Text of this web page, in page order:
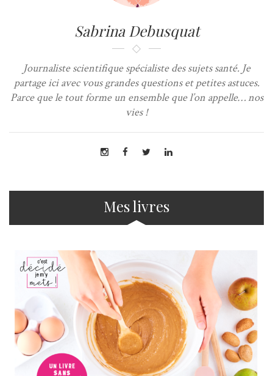
Sabrina Debusquat
Journaliste scientifique spécialiste des sujets santé. Je
partage ici avec vous grandes questions et petites astuces.
Parce que le tout forme un ensemble que l’on appelle… nos
vies !
Mes livres